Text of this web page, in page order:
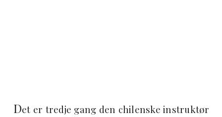
Det er tredje gang den chilenske instruktør